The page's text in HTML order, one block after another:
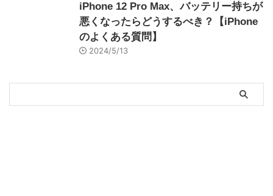
iPhone 12 Pro Max、バッテリー持ちが
悪くなったらどうするべき？【iPhone
のよくある質問】
2024/5/13